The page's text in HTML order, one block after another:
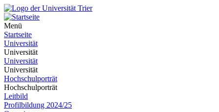
Menü
Startseite
Universität
Universität
Universität
Universität
Hochschulporträt
Hochschulporträt
Leitbild
Profilbildung 2024/25